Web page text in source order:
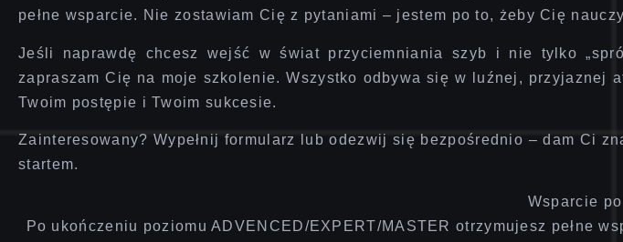
pełne wsparcie. Nie zostawiam Cię z pytaniami – jestem po to, żeby Cię
Jeśli naprawdę chcesz wejść w świat przyciemniania szyb i nie tylko
zapraszam Cię na moje szkolenie. Wszystko odbywa się w luźnej, przyjaznej
Twoim postępie i Twoim sukcesie.
Zainteresowany? Wypełnij formularz lub odezwij się bezpośrednio – dam Ci
startem.
Wsparcie
Po ukończeniu poziomu ADVENCED/EXPERT/MASTER otrzymujesz pełne